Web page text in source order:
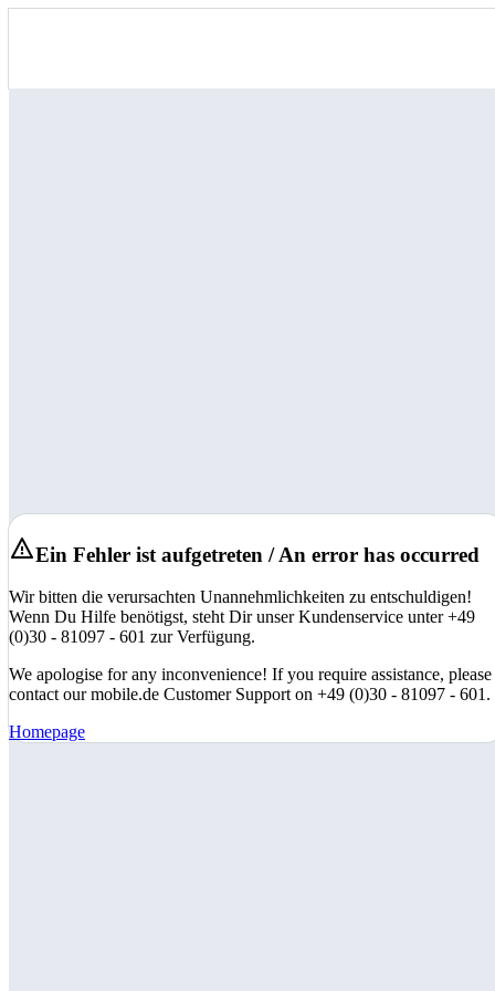
Ein Fehler ist aufgetreten / An error has occurred
Wir bitten die verursachten Unannehmlichkeiten zu entschuldigen!
Wenn Du Hilfe benötigst, steht Dir unser Kundenservice unter +49
(0)30 - 81097 - 601 zur Verfügung.
We apologise for any inconvenience! If you require assistance, please
contact our mobile.de Customer Support on +49 (0)30 - 81097 - 601.
Homepage